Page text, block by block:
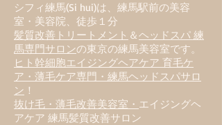
シフィ練馬(Si hui)は、 練馬駅前の美容
室・美容院、徒歩１分
髪質改善トリートメント ＆ヘッドスパ 練
馬専門サロンの東京の練馬美容室です。
ヒト幹細胞エイジングヘアケア 育毛ケ
ア・薄毛ケア専門・練馬ヘッドスパサロ
ン ！
抜け毛・薄毛改善美容室・ エイジングヘ
アケア 練馬髪質改善サロン